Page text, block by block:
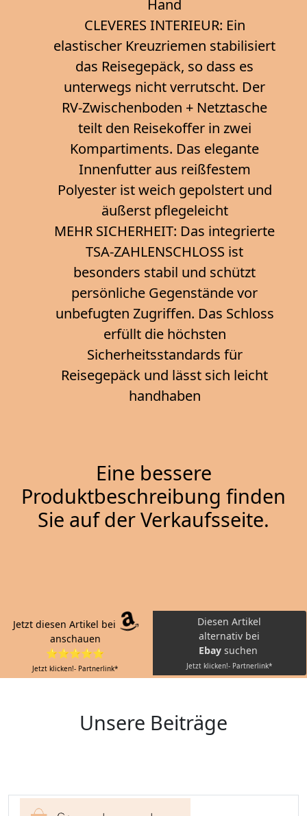
Hand
CLEVERES INTERIEUR: Ein
elastischer Kreuzriemen stabilisiert
das Reisegepäck, so dass es
unterwegs nicht verrutscht. Der
RV-Zwischenboden + Netztasche
teilt den Reisekoffer in zwei
Kompartiments. Das elegante
Innenfutter aus reißfestem
Polyester ist weich gepolstert und
äußerst pflegeleicht
MEHR SICHERHEIT: Das integrierte
TSA-ZAHLENSCHLOSS ist
besonders stabil und schützt
persönliche Gegenstände vor
unbefugten Zugriffen. Das Schloss
erfüllt die höchsten
Sicherheitsstandards für
Reisegepäck und lässt sich leicht
handhaben
Eine bessere
Produktbeschreibung finden
Sie auf der Verkaufsseite.
Jetzt diesen Artikel bei
anschauen
⭐⭐⭐⭐⭐
Jetzt klicken!- Partnerlink*
Diesen Artikel
alternativ bei
Ebay suchen
Jetzt klicken!- Partnerlink*
Unsere Beiträge